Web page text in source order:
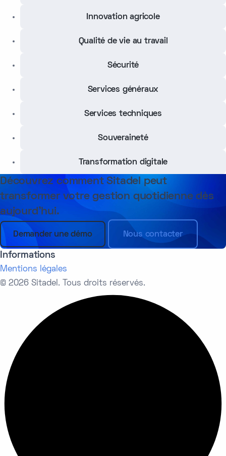
Innovation agricole
Qualité de vie au travail
Sécurité
Services généraux
Services techniques
Souveraineté
Transformation digitale
Découvrez comment Sitadel peut
transformer votre gestion quotidienne dès
aujourd’hui.
Demander une démo Nous contacter
Informations
Mentions légales
© 2026 Sitadel. Tous droits réservés.